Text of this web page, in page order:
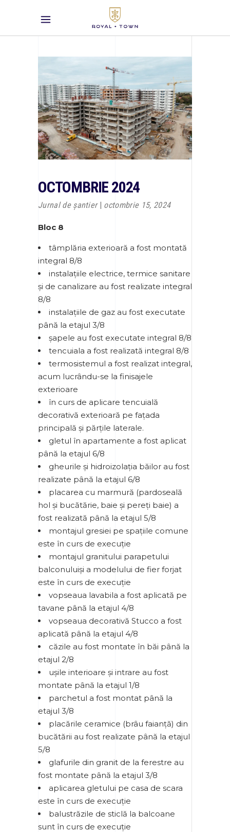
OCTOMBRIE 2024
Jurnal de șantier octombrie 15, 2024
Bloc 8
tâmplăria exterioară a fost montată
integral 8/8
instalațiile electrice, termice sanitare
și de canalizare au fost realizate integral
8/8
instalațiile de gaz au fost executate
până la etajul 3/8
șapele au fost executate integral 8/8
tencuiala a fost realizată integral 8/8
termosistemul a fost realizat integral,
acum lucrându-se la finisajele
exterioare
în curs de aplicare tencuială
decorativă exterioară pe fațada
principală și părțile laterale.
gletul în apartamente a fost aplicat
până la etajul 6/8
gheurile și hidroizolația băilor au fost
realizate până la etajul 6/8
placarea cu marmură (pardoseală
hol și bucătărie, baie și pereți baie) a
fost realizată până la etajul 5/8
montajul gresiei pe spațiile comune
este în curs de execuție
montajul granitului parapetului
balconuluiși a modelului de fier forjat
este în curs de execuție
vopseaua lavabila a fost aplicată pe
tavane până la etajul 4/8
vopseaua decorativă Stucco a fost
aplicată până la etajul 4/8
căzile au fost montate în băi până la
etajul 2/8
ușile interioare și intrare au fost
montate până la etajul 1/8
parchetul a fost montat până la
etajul 3/8
placările ceramice (brâu faianță) din
bucătării au fost realizate până la etajul
5/8
glafurile din granit de la ferestre au
fost montate până la etajul 3/8
aplicarea gletului pe casa de scara
este în curs de execuție
balustrăzile de sticlă la balcoane
sunt în curs de execuție